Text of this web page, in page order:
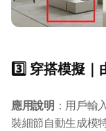
3️⃣ 穿搭模擬｜
應用說明 ：用戶輸
裝細節自動生成模